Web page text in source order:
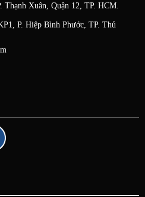
Xuân, Quận 12, TP. HCM.
P. Hiệp Bình Phước, TP. Thủ